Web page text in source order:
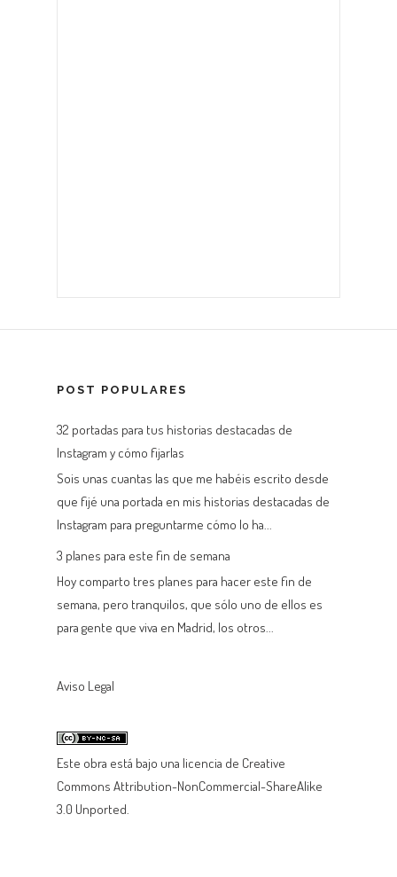
POST POPULARES
32 portadas para tus historias destacadas de
Instagram y cómo fijarlas
Sois unas cuantas las que me habéis escrito desde
que fijé una portada en mis historias destacadas de
Instagram para preguntarme cómo lo ha...
3 planes para este fin de semana
Hoy comparto tres planes para hacer este fin de
semana, pero tranquilos, que sólo uno de ellos es
para gente que viva en Madrid, los otros...
Aviso Legal
Este obra está bajo una licencia de Creative
Commons Attribution-NonCommercial-ShareAlike
3.0 Unported.